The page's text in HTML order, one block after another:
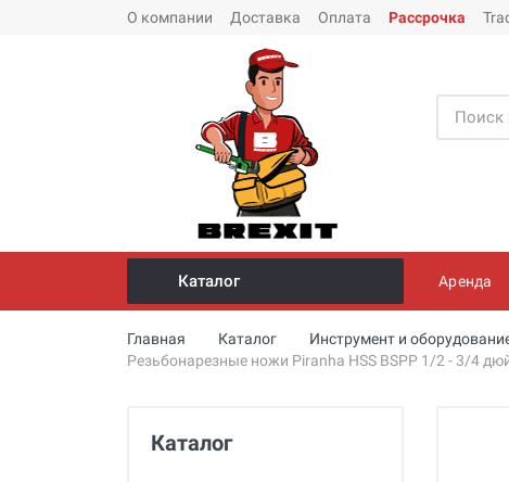
О компании Доставка Оплата Рассрочка
Инструмент и оборудование для
монтажа стальных труб
герметичности систем под
Каталог Аренда
Главная Каталог Инструмент и
Резьбонарезные ножи Piranha HSS BSPP 1/2 - 3/4
Каталог